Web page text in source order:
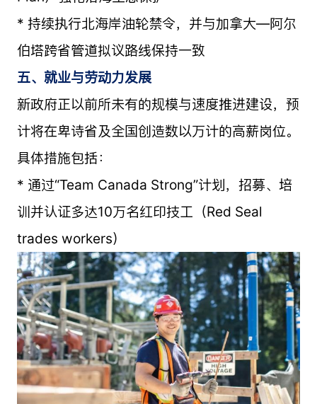
* 持续执行北海岸油轮禁令，并与加拿大—阿尔
伯塔跨省管道拟议路线保持一致
五、就业与劳动力发展
新政府正以前所未有的规模与速度推进建设，预
计将在卑诗省及全国创造数以万计的高薪岗位。
具体措施包括：
* 通过“Team Canada Strong”计划，招募、培
训并认证多达10万名红印技工（Red Seal
trades workers）